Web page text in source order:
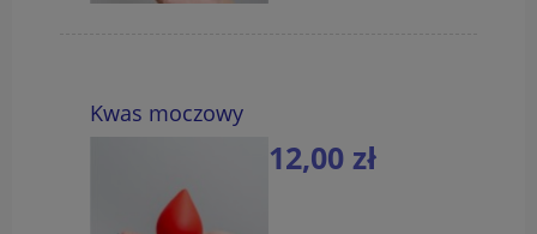
Kwas moczowy
12,00 zł